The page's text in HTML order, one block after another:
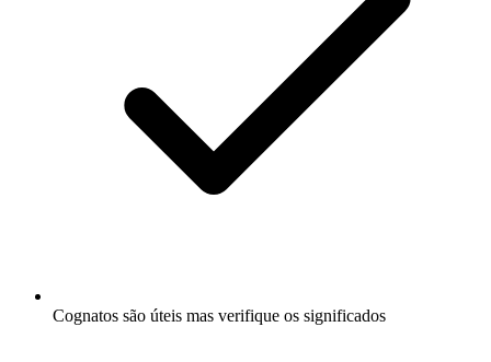
Cognatos são úteis mas verifique os significados